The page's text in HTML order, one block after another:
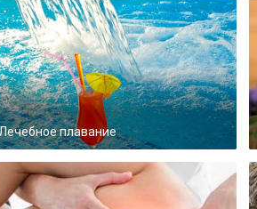
плавание